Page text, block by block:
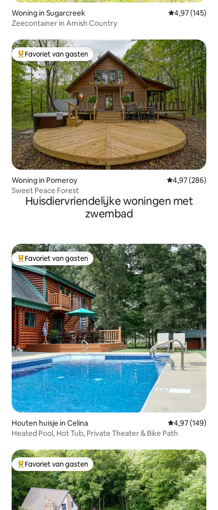
Woning in Sugarcreek Gemiddelde
4,97 (145)
Zeecontainer in Amish Country
Topfavoriet van gasten
Favoriet van gasten
Woning in Pomeroy Gemiddelde
4,97 (286)
Sweet Peace Forest
Huisdiervriendelijke woningen met
zwembad
Topfavoriet van gasten
Favoriet van gasten
Houten huisje in Celina Gemiddelde
4,97 (149)
Heated Pool, Hot Tub, Private Theater & Bike Path
Topfavoriet van gasten
Favoriet van gasten